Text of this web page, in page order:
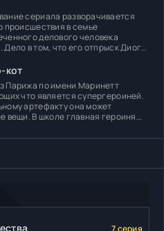
сериала разворачивается
происшествия в семье
делового человека
в том, что его отпрыск Диога
кот
Парижа по имени Маринетт
что является супергероиней.
артефакту она может
вещи. В школе главная героиня
7 серия